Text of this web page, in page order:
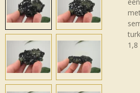
1,8